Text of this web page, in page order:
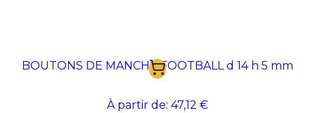
BOUTONS DE MANCHE FOOTBALL d 14 h 5 mm
À partir de: 47,12 €